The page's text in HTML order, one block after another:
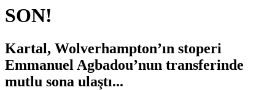
SON!
Kartal, Wolverhampton’ın stoperi
Emmanuel Agbadou’nun transferinde
mutlu sona ulaştı...